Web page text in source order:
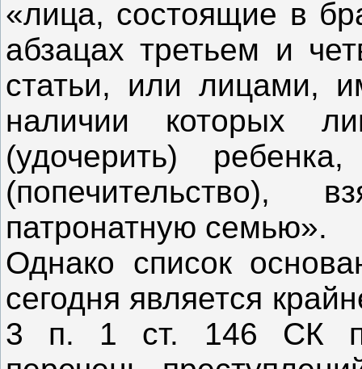
«лица, состоящие в
абзацах третьем и
статьи, или лицами,
наличии которых
(удочерить)
патронатную семью».
Однако список
сегодня является
3 п. 1 ст. 146 СК